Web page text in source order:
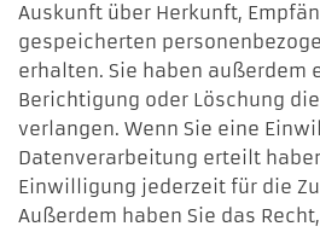
Auskunft über Herkunft,
gespeicherten
erhalten. Sie haben außerdem
Berichtigung oder Löschung
verlangen. Wenn Sie eine
Datenverarbeitung erteilt
Einwilligung jederzeit für die
Außerdem haben Sie das